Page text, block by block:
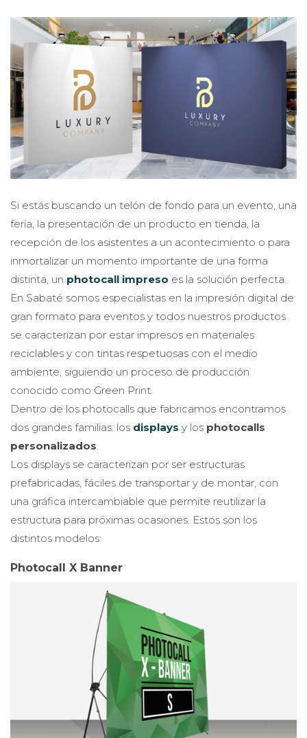
Si estás buscando un telón de fondo para un evento, una
feria, la presentación de un producto en tienda, la
recepción de los asistentes a un acontecimiento o para
inmortalizar un momento importante de una forma
distinta, un photocall impreso es la solución perfecta.
En Sabaté somos especialistas en la impresión digital de
gran formato para eventos y todos nuestros productos
se caracterizan por estar impresos en materiales
reciclables y con tintas respetuosas con el medio
ambiente, siguiendo un proceso de producción
conocido como Green Print.
Dentro de los photocalls que fabricamos encontramos
dos grandes familias: los displays y los photocalls
personalizados.
Los displays se caracterizan por ser estructuras
prefabricadas, fáciles de transportar y de montar, con
una gráfica intercambiable que permite reutilizar la
estructura para próximas ocasiones. Estos son los
distintos modelos:
Photocall X Banner